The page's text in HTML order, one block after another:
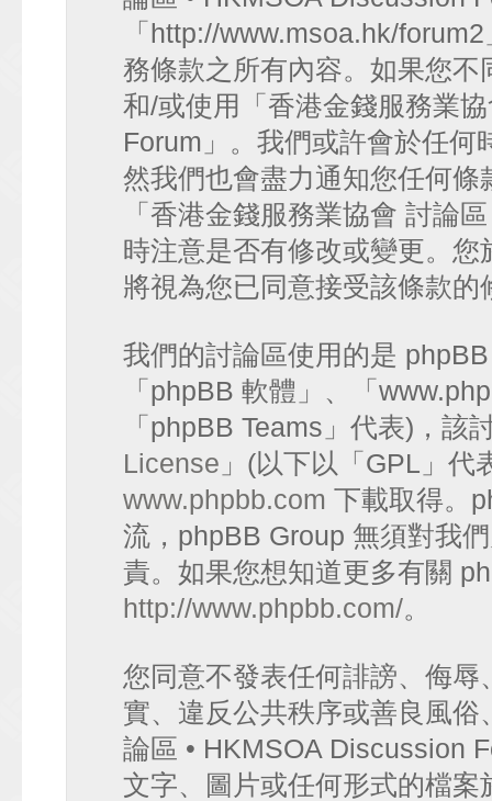
「http://www.msoa.hk/
務條款之所有內容。如果您
和/或使用「香港金錢服務業
Forum」。我們或許會於任何
然我們也會盡力通知您任何
「香港金錢服務業協會 討論
時注意是否有修改或變更。
將視為您已同意接受該條款的
我們的討論區使用的是
「phpBB 軟體」、「
「phpBB Teams」代表)，該
License 」(以下以「GPL」代
www.phpbb.com 下載取得。
流，phpBB Group 無須對我
責。如果您想知道更多有關
http://www.phpbb.com/。
您同意不發表任何誹謗、侮
實、違反公共秩序或善良風
論區 • HKMSOA Discussion
文字、圖片或任何形式的檔